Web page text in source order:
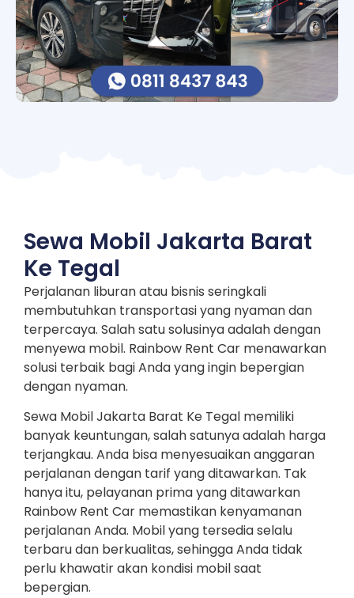
Sewa Mobil Jakarta Barat
Ke Tegal
Perjalanan liburan atau bisnis seringkali
membutuhkan transportasi yang nyaman dan
terpercaya. Salah satu solusinya adalah dengan
menyewa mobil. Rainbow Rent Car menawarkan
solusi terbaik bagi Anda yang ingin bepergian
dengan nyaman.
Sewa Mobil Jakarta Barat Ke Tegal memiliki
banyak keuntungan, salah satunya adalah harga
terjangkau. Anda bisa menyesuaikan anggaran
perjalanan dengan tarif yang ditawarkan. Tak
hanya itu, pelayanan prima yang ditawarkan
Rainbow Rent Car memastikan kenyamanan
perjalanan Anda. Mobil yang tersedia selalu
terbaru dan berkualitas, sehingga Anda tidak
perlu khawatir akan kondisi mobil saat
bepergian.